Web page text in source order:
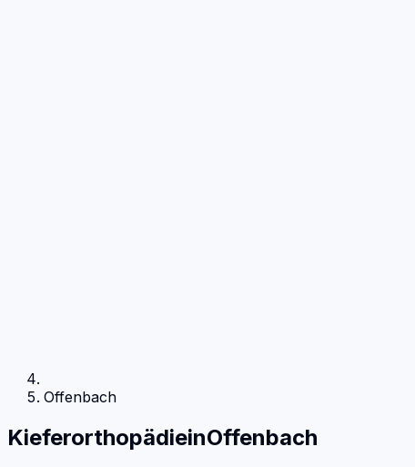
Offenbach
KieferorthopädieinOffenbach